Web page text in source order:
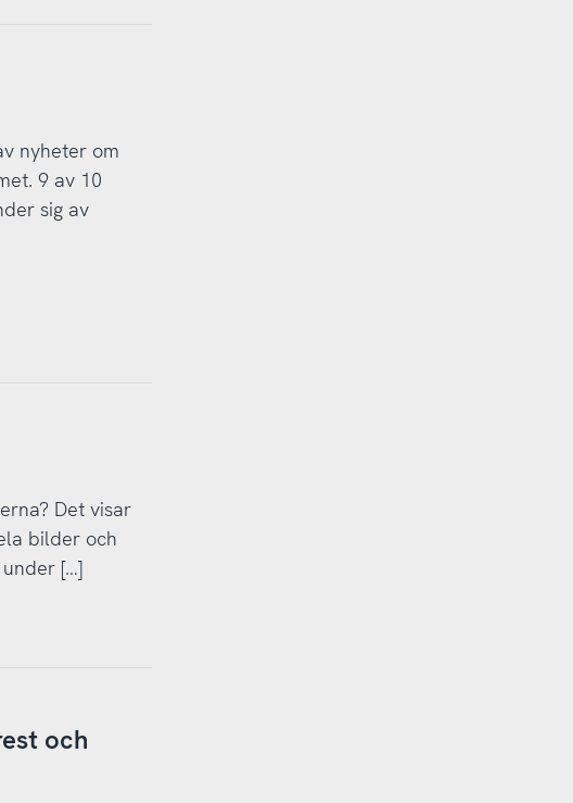
nyheter om
9 av 10
sig av
Det visar
bilder och
[…]
och